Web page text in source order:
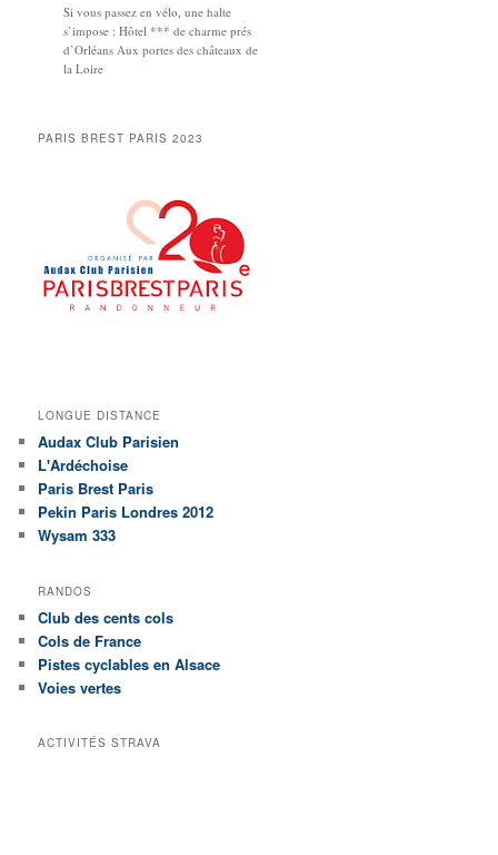
Si vous passez en vélo, une halte
s’impose : Hôtel *** de charme prés
d’Orléans Aux portes des châteaux de
la Loire
PARIS BREST PARIS 2023
LONGUE DISTANCE
Audax Club Parisien
L'Ardéchoise
Paris Brest Paris
Pekin Paris Londres 2012
Wysam 333
RANDOS
Club des cents cols
Cols de France
Pistes cyclables en Alsace
Voies vertes
ACTIVITÉS STRAVA